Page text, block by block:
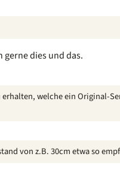
gerne dies und das.
welche ein Original-
von z.B. 30cm etwa so